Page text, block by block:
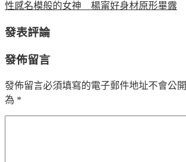
性感名模般的女神 楊甯好身材原形畢露
發表評論
發佈留言
發佈留言必須填寫的電子郵件地址不會公開
為 *